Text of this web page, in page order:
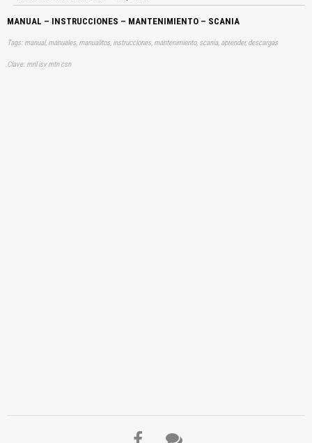
MANUAL – INSTRUCCIONES – MANTENIMIENTO – SCANIA
Tags: manual, manuales, manualitos, instrucciones, mantenimiento, scania, aprender, descargas
Clave: mnl isv mtn csn